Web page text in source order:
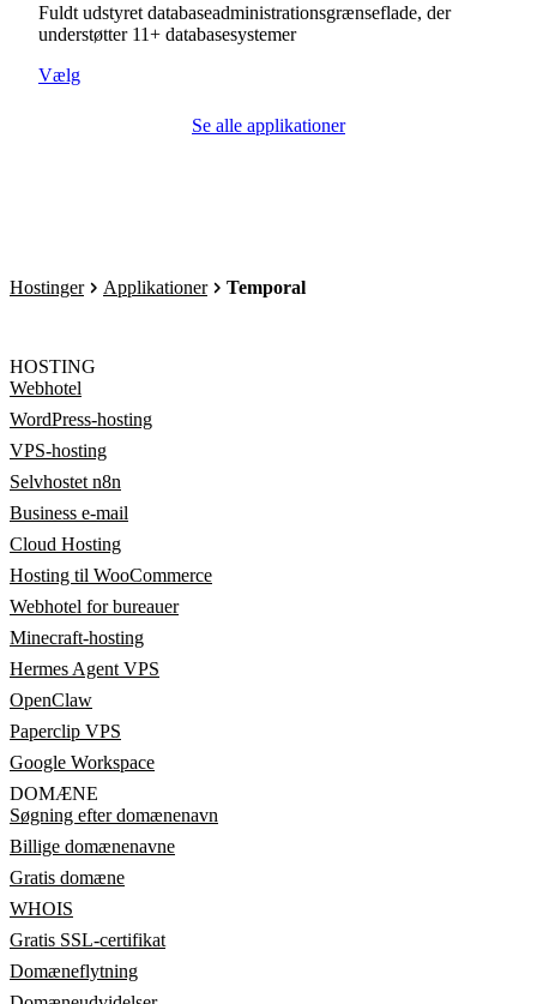
Fuldt udstyret databaseadministrationsgrænseflade, der
understøtter 11+ databasesystemer
Vælg
Se alle applikationer
Hostinger Applikationer Temporal
HOSTING
Webhotel
WordPress-hosting
VPS-hosting
Selvhostet n8n
Business e-mail
Cloud Hosting
Hosting til WooCommerce
Webhotel for bureauer
Minecraft-hosting
Hermes Agent VPS
OpenClaw
Paperclip VPS
Google Workspace
DOMÆNE
Søgning efter domænenavn
Billige domænenavne
Gratis domæne
WHOIS
Gratis SSL-certifikat
Domæneflytning